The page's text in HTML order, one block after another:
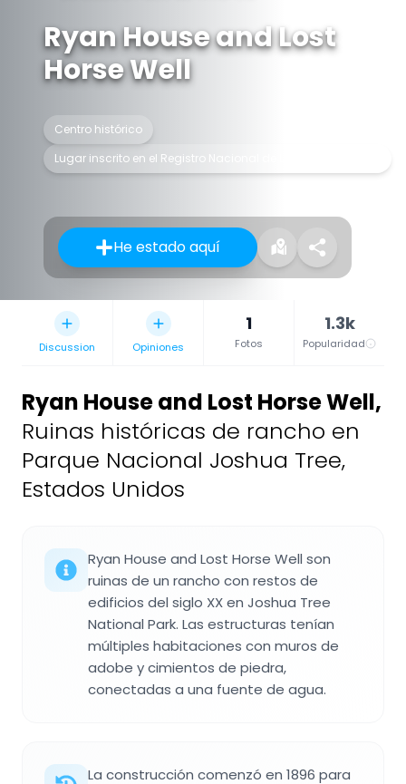
Ryan House and Lost
Horse Well
Centro histórico
Lugar inscrito en el Registro Nacional de Lugares Históricos
He estado aquí
Discussion Opiniones
1
Fotos
1.3k
Popularidad
Ryan House and Lost Horse Well,
Ruinas históricas de rancho en
Parque Nacional Joshua Tree,
Estados Unidos
Ryan House and Lost Horse Well son
ruinas de un rancho con restos de
edificios del siglo XX en Joshua Tree
National Park. Las estructuras tenían
múltiples habitaciones con muros de
adobe y cimientos de piedra,
conectadas a una fuente de agua.
La construcción comenzó en 1896 para